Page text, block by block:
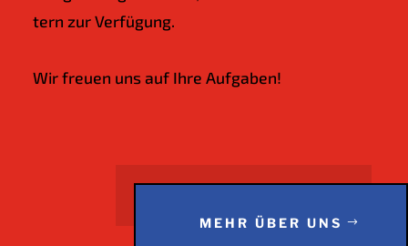
tern zur Ver­fü­gung.
Wir freu­en uns auf Ihre Aufgaben!
MEHR ÜBER UNS